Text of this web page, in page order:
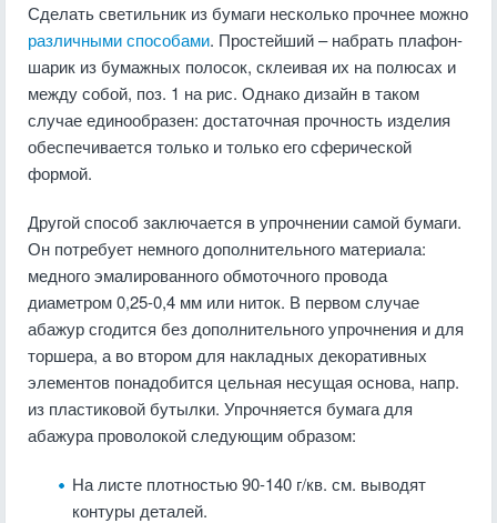
Сделать светильник из бумаги несколько прочнее можно
различными способами. Простейший – набрать плафон-
шарик из бумажных полосок, склеивая их на полюсах и
между собой, поз. 1 на рис. Однако дизайн в таком
случае единообразен: достаточная прочность изделия
обеспечивается только и только его сферической
формой.
Другой способ заключается в упрочнении самой бумаги.
Он потребует немного дополнительного материала:
медного эмалированного обмоточного провода
диаметром 0,25-0,4 мм или ниток. В первом случае
абажур сгодится без дополнительного упрочнения и для
торшера, а во втором для накладных декоративных
элементов понадобится цельная несущая основа, напр.
из пластиковой бутылки. Упрочняется бумага для
абажура проволокой следующим образом:
На листе плотностью 90-140 г/кв. см. выводят
контуры деталей.